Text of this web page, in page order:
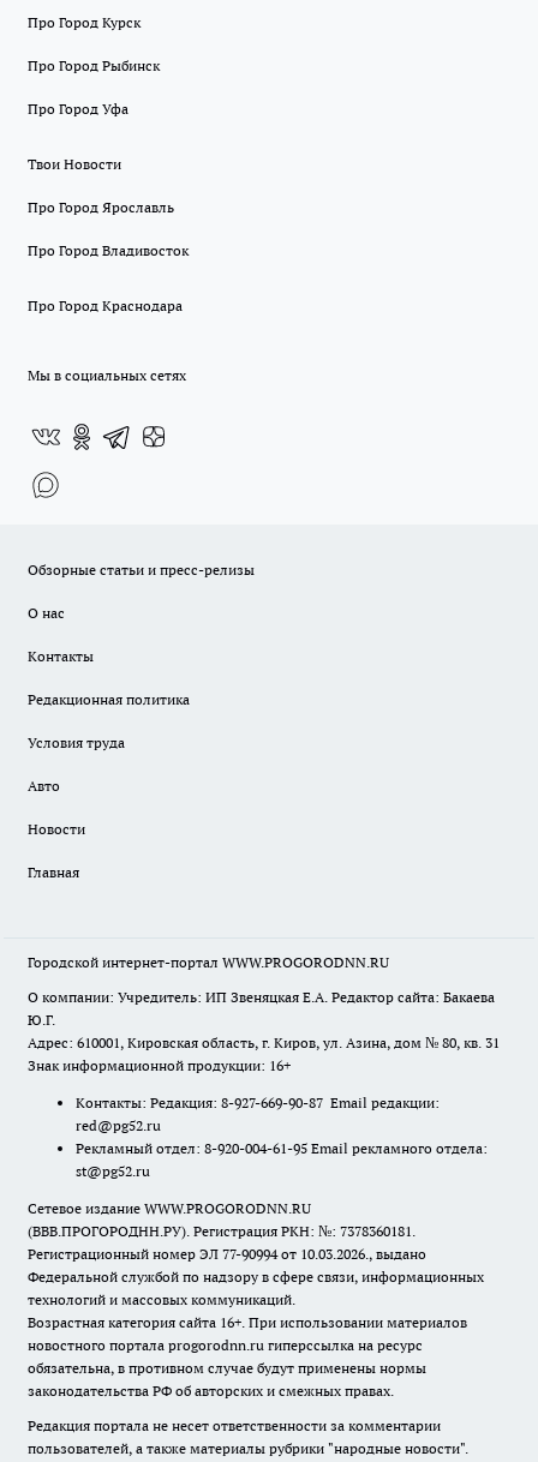
Про Город Курск
Про Город Рыбинск
Про Город Уфа
Твои Новости
Про Город Ярославль
Про Город Владивосток
Про Город Краснодара
Мы в социальных сетях
Обзорные статьи и пресс-релизы
О нас
Контакты
Редакционная политика
Условия труда
Авто
Новости
Главная
Городской интернет-портал WWW.PROGORODNN.RU
О компании: Учредитель: ИП Звеняцкая Е.А. Редактор сайта: Бакаева
Ю.Г.
Адрес: 610001, Кировская область, г. Киров, ул. Азина, дом № 80, кв. 31
Знак информационной продукции: 16+
Контакты: Редакция: 8-927-669-90-87 Email редакции:
red@pg52.ru
Рекламный отдел: 8-920-004-61-95 Email рекламного отдела:
st@pg52.ru
Сетевое издание WWW.PROGORODNN.RU
(ВВВ.ПРОГОРОДНН.РУ). Регистрация РКН: №: 7378360181.
Регистрационный номер ЭЛ 77-90994 от 10.03.2026., выдано
Федеральной службой по надзору в сфере связи, информационных
технологий и массовых коммуникаций.
Возрастная категория сайта 16+. При использовании материалов
новостного портала progorodnn.ru гиперссылка на ресурс
обязательна, в противном случае будут применены нормы
законодательства РФ об авторских и смежных правах.
Редакция портала не несет ответственности за комментарии
пользователей, а также материалы рубрики "народные новости".